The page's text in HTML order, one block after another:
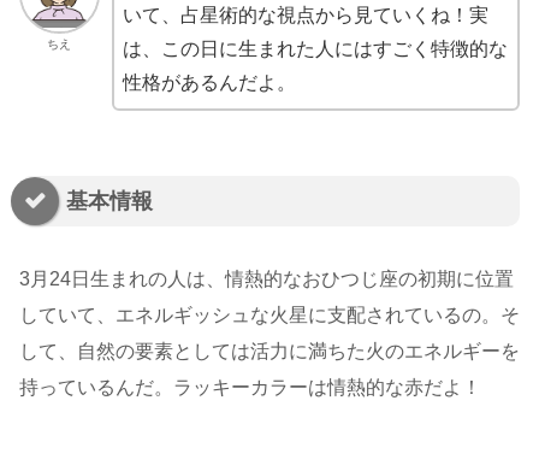
ちえ
いて、占星術的な視点から見ていくね！実
は、この日に生まれた人にはすごく特徴的な
性格があるんだよ。
基本情報
3月24日生まれの人は、情熱的なおひつじ座の初期に位置
していて、エネルギッシュな火星に支配されているの。そ
して、自然の要素としては活力に満ちた火のエネルギーを
持っているんだ。ラッキーカラーは情熱的な赤だよ！